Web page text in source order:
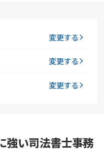
続人調査
続登記
変更する
変更する
変更する
強い司法書士事務